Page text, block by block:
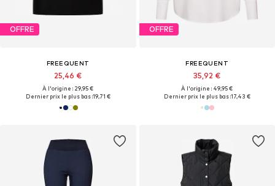
OFFRE
FREEQUENT
25,46 €
À l'origine : 29,95 €
Dernier prix le plus bas :19,71 €
OFFRE
FREEQUENT
35,92 €
À l'origine : 49,95 €
Dernier prix le plus bas :17,43 €